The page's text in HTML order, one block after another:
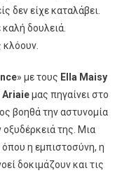
δεν είχε καταλάβει.
καλή δουλειά.
» με τους Ella Maisy
Ariaieμας πηγαίνει στο
βοηθά την αστυνομία
της. Μια
όπου η εμπιστοσύνη, η
δοκιμάζουν και τις